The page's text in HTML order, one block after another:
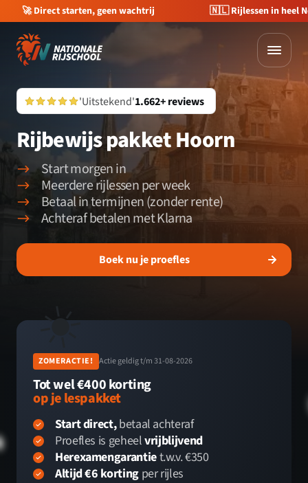
🇳🇱 Rijlessen in heel Nederland 💰 €400 korting op je
'Uitstekend'1.662+ reviews
Rijbewijs pakket Hoorn
Start morgen in
Meerdere rijlessen per week
Betaal in termijnen (zonder rente)
Achteraf betalen met Klarna
Boek nu je proefles
☀️
ZOMERACTIE! Actie geldig t/m 31-08-2026
Tot wel €400 korting
op je lespakket
Start direct,betaal achteraf
Proefles is geheelvrijblijvend
Herexamengarantiet.w.v. €350
Altijd €6 kortingper rijles